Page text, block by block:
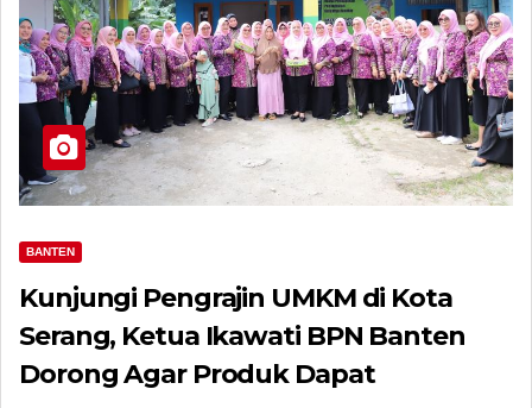
BANTEN
Kunjungi Pengrajin UMKM di Kota
Serang, Ketua Ikawati BPN Banten
Dorong Agar Produk Dapat